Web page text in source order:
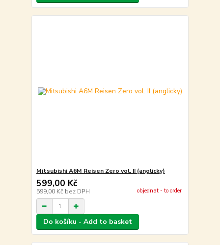
Mitsubishi A6M Reisen Zero vol. II (anglicky)
599,00 Kč
599,00 Kč bez DPH objednat - to order
Do košíku - Add to basket